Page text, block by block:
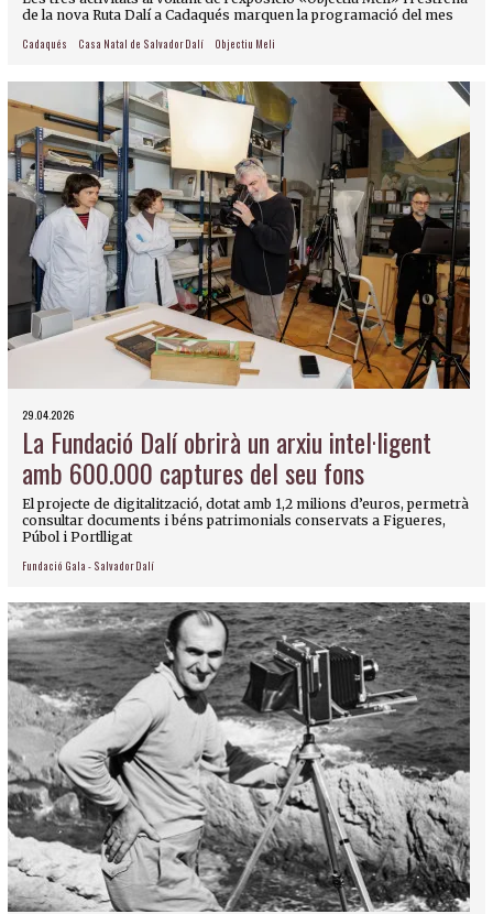
de la nova Ruta Dalí a Cadaqués marquen la programació del mes
Cadaqués Casa Natal de Salvador Dalí Objectiu Meli
29.04.2026
La Fundació Dalí obrirà un arxiu intel·ligent
amb 600.000 captures del seu fons
El projecte de digitalització, dotat amb 1,2 milions d’euros, permetrà
consultar documents i béns patrimonials conservats a Figueres,
Púbol i Portlligat
Fundació Gala - Salvador Dalí